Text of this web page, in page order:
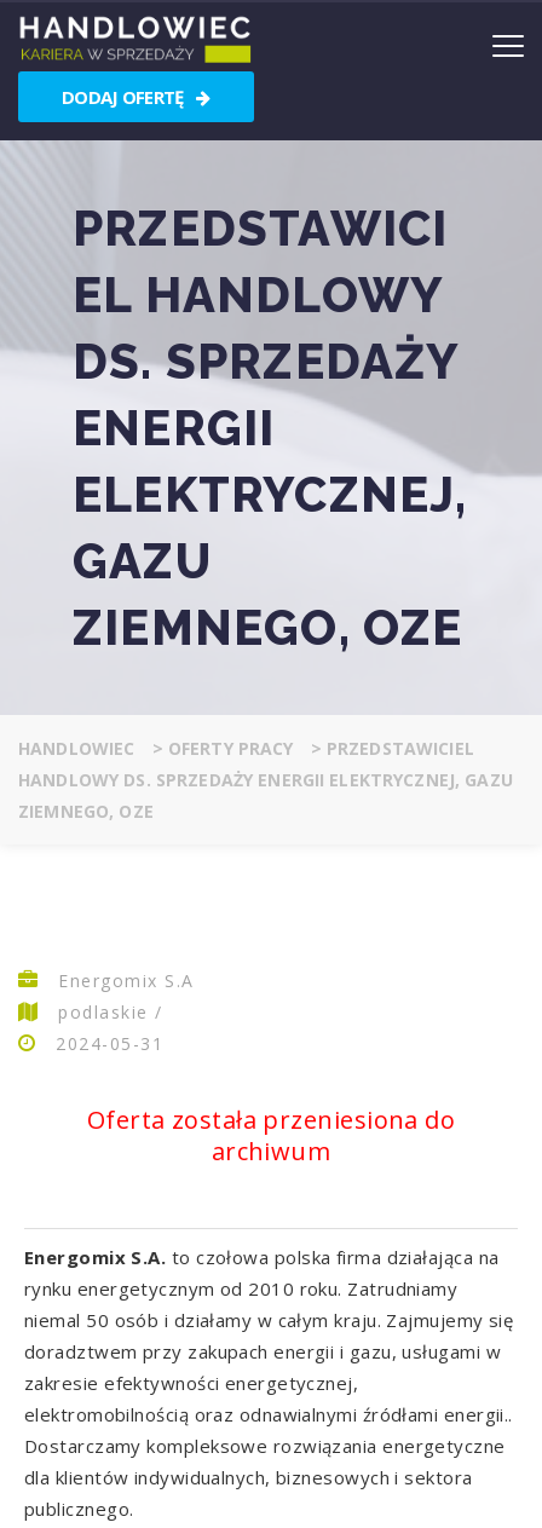
DODAJ OFERTĘ
PRZEDSTAWICI
EL HANDLOWY
DS. SPRZEDAŻY
ENERGII
ELEKTRYCZNEJ,
GAZU
ZIEMNEGO, OZE
HANDLOWIEC > OFERTY PRACY > PRZEDSTAWICIEL
HANDLOWY DS. SPRZEDAŻY ENERGII ELEKTRYCZNEJ, GAZU
ZIEMNEGO, OZE
Energomix S.A
podlaskie /
2024-05-31
Oferta została przeniesiona do
archiwum
Energomix S.A. to czołowa polska firma działająca na
rynku energetycznym od 2010 roku. Zatrudniamy
niemal 50 osób i działamy w całym kraju. Zajmujemy się
doradztwem przy zakupach energii i gazu, usługami w
zakresie efektywności energetycznej,
elektromobilnością oraz odnawialnymi źródłami energii..
Dostarczamy kompleksowe rozwiązania energetyczne
dla klientów indywidualnych, biznesowych i sektora
publicznego.